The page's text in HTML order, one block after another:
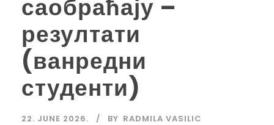
саобраћају –
резултати
(ванредни
студенти)
22. JUNE 2026. BY RADMILA VASILIC